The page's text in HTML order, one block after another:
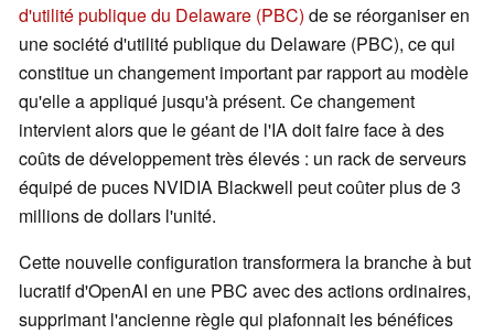
d'utilité publique du Delaware (PBC) de se réorganiser en
une société d'utilité publique du Delaware (PBC), ce qui
constitue un changement important par rapport au modèle
qu'elle a appliqué jusqu'à présent. Ce changement
intervient alors que le géant de l'IA doit faire face à des
coûts de développement très élevés : un rack de serveurs
équipé de puces NVIDIA Blackwell peut coûter plus de 3
millions de dollars l'unité.
Cette nouvelle configuration transformera la branche à but
lucratif d'OpenAI en une PBC avec des actions ordinaires,
supprimant l'ancienne règle qui plafonnait les bénéfices